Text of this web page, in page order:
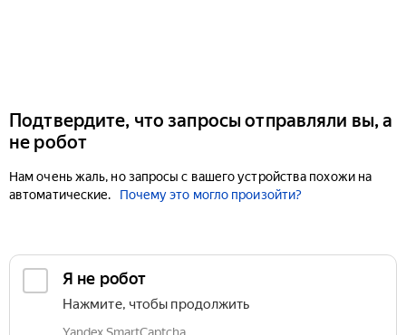
Подтвердите, что запросы отправляли вы, а
не робот
Нам очень жаль, но запросы с вашего устройства похожи на
автоматические.
Почему это могло произойти?